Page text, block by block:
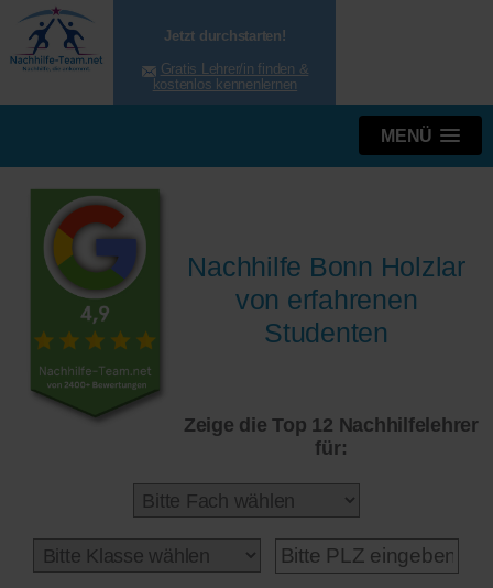
Jetzt durchstarten!
Gratis Lehrer/in finden &
kostenlos kennenlernen
MENÜ
Nachhilfe Bonn Holzlar
von erfahrenen
Studenten
Zeige die Top 12 Nachhilfelehrer
für: